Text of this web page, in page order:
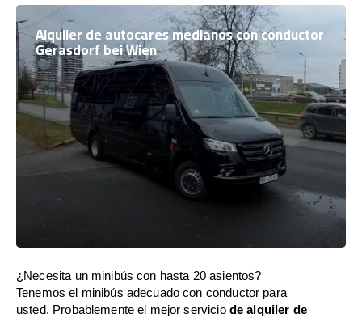
Alquiler de autocares medianos con conductor
Gerasdorf bei Wien
¿Necesita un minibús con hasta 20 asientos?
Tenemos el minibús adecuado con conductor para
usted. Probablemente el mejor servicio de alquiler de